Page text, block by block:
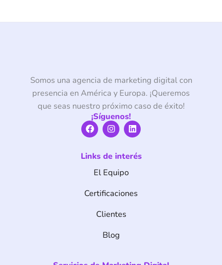
Somos una agencia de marketing digital con
presencia en América y Europa. ¡Queremos
que seas nuestro próximo caso de éxito!
¡Síguenos!
F
a
c
b
I
n
s
a
r
m
L
i
n
k
e
Links de interés
El Equipo
Certificaciones
Clientes
Blog